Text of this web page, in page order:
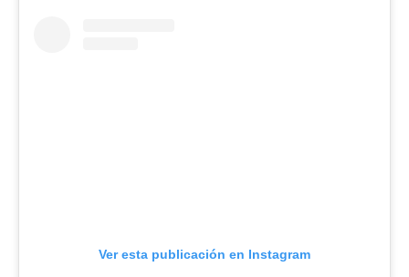
Ver esta publicación en Instagram